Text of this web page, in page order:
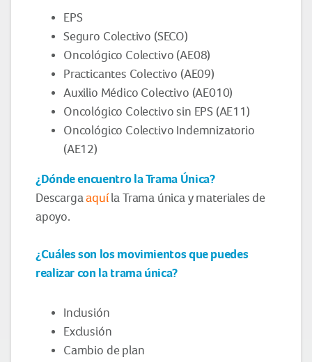
EPS
Seguro Colectivo (SECO)
Oncológico Colectivo (AE08)
Practicantes Colectivo (AE09)
Auxilio Médico Colectivo (AE010)
Oncológico Colectivo sin EPS (AE11)
Oncológico Colectivo Indemnizatorio
(AE12)
¿Dónde encuentro la Trama Única?
Descargaaquíla Trama única y materiales de
apoyo.
¿Cuáles son los movimientos que puedes
realizar con la trama única?
Inclusión
Exclusión
Cambio de plan